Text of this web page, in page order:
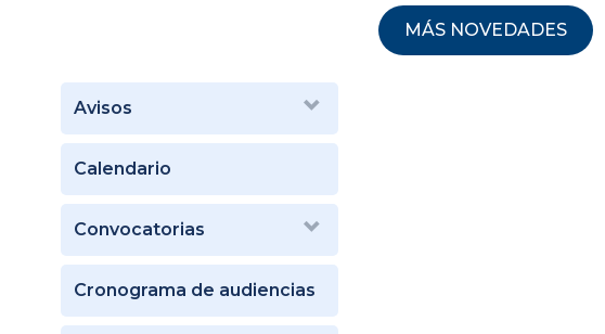
MÁS NOVEDADES
Avisos
Calendario
Convocatorias
Cronograma de audiencias